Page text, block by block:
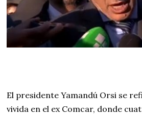
El presidente Yamandú Orsi se
vivida en el ex Comcar, donde